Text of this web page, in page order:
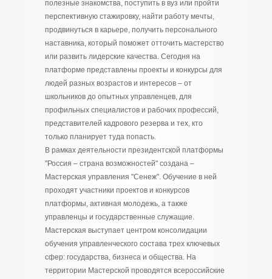
полезные знакомства, поступить в вуз или пройти
перспективную стажировку, найти работу мечты,
продвинуться в карьере, получить персонального
наставника, который поможет отточить мастерство
или развить лидерские качества. Сегодня на
платформе представлены проекты и конкурсы для
людей разных возрастов и интересов – от
школьников до опытных управленцев, для
профильных специалистов и рабочих профессий,
представителей кадрового резерва и тех, кто
только планирует туда попасть.
В рамках деятельности президентской платформы
"Россия – страна возможностей" создана –
Мастерская управления "Сенеж". Обучение в ней
проходят участники проектов и конкурсов
платформы, активная молодежь, а также
управленцы и государственные служащие.
Мастерская выступает центром консолидации
обучения управленческого состава трех ключевых
сфер: государства, бизнеса и общества. На
территории Мастерской проводятся всероссийские